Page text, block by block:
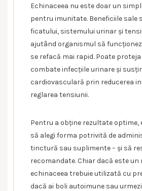
Echinaceea nu este doar un
pentru imunitate. Beneficiile sale
ficatului, sistemului urinar și
ajutând organismul să
se refacă mai rapid. Poate
combate infecțiile urinare și
cardiovasculară prin reducerea
reglarea tensiunii.
Pentru a obține rezultate
să alegi forma potrivită de
tinctură sau suplimente – și să
recomandate. Chiar dacă este
echinaceea trebuie utilizată cu
dacă ai boli autoimune sau